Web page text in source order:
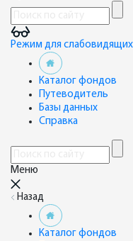
Режим для слабовидящих
Каталог фондов
Путеводитель
Базы данных
Справка
Меню
Назад
Каталог фондов